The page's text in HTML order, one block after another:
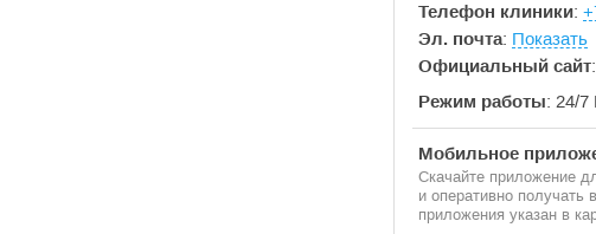
Телефон клиники:
Эл. почта: Показать
Официальный сайт
Режим работы: 24/7
Мобильное
Скачайте приложение
и оперативно
приложения указан в